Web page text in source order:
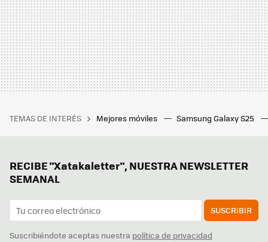
TEMAS DE INTERÉS Mejores móviles Samsung Galaxy S25
RECIBE "Xatakaletter", NUESTRA NEWSLETTER
SEMANAL
SUSCRIBIR
Suscribiéndote aceptas nuestra política de privacidad